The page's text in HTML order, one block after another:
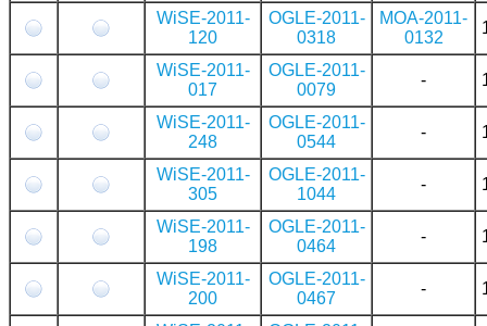
WiSE-2011-
120
OGLE-2011-
0318
MOA-2011-
0132
WiSE-2011-
017
OGLE-2011-
0079
-
WiSE-2011-
248
OGLE-2011-
0544
-
WiSE-2011-
305
OGLE-2011-
1044
-
WiSE-2011-
198
OGLE-2011-
0464
-
WiSE-2011-
200
OGLE-2011-
0467
-